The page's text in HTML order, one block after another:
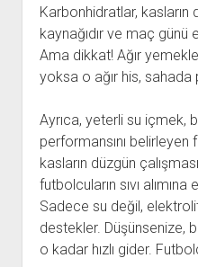
Karbonhidratlar, kasların
kaynağıdır ve maç günü
Ama dikkat! Ağır
yoksa o ağır his, sahada
Ayrıca, yeterli su içmek,
performansını belirleyen
kasların düzgün
futbolcuların sıvı
Sadece su değil,
destekler. Düşünsenize,
o kadar hızlı gider.